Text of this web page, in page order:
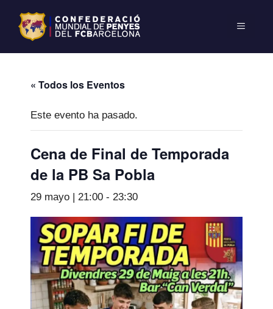
« Todos los Eventos
Este evento ha pasado.
Cena de Final de Temporada
de la PB Sa Pobla
29 mayo | 21:00 - 23:30